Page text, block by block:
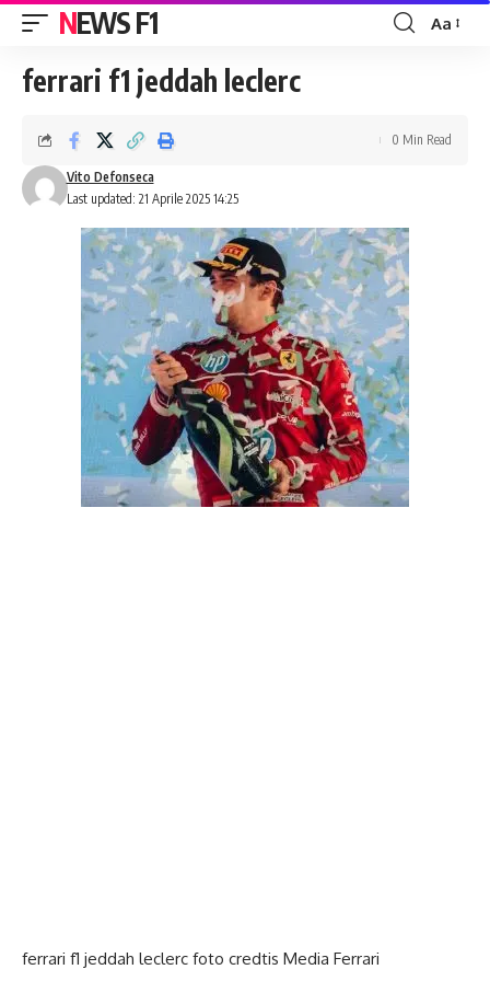
NEWS F1
Font
Aa
ferrari f1 jeddah leclerc
Last updated: 21 Aprile 2025 14:25
Vito Defonseca
0 Min Read
ferrari f1 jeddah leclerc foto credtis Media Ferrari